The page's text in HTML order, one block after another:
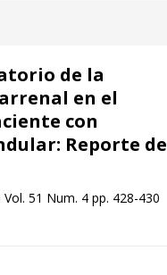
de la
en el
con
Reporte de
51 Num. 4 pp. 428-430